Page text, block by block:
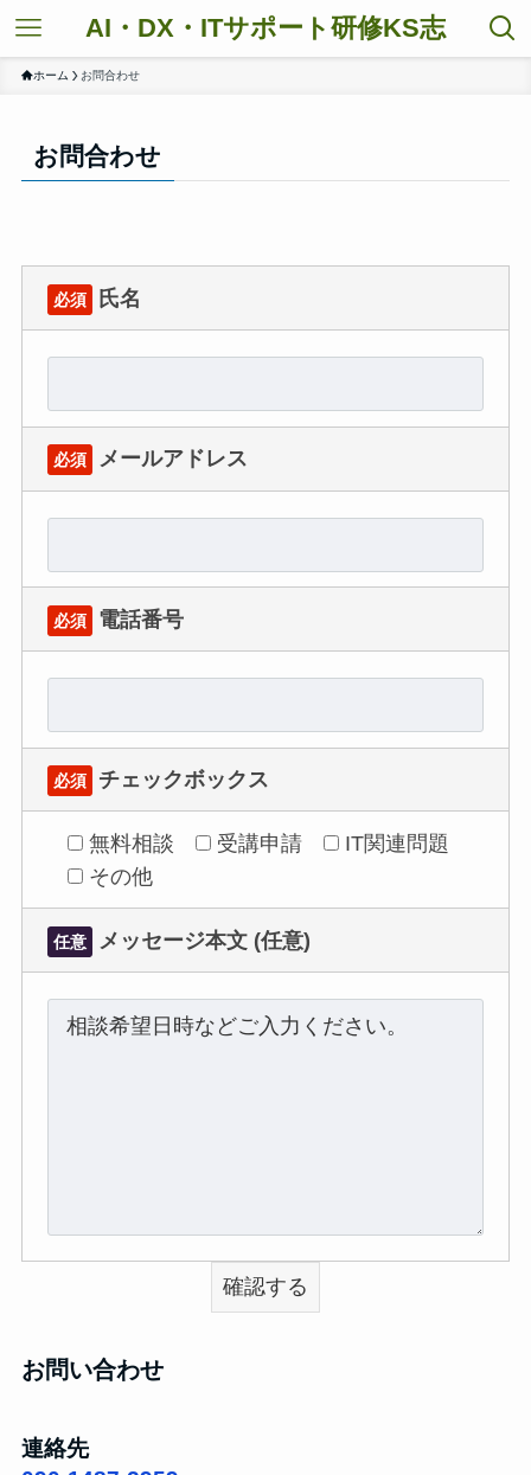
AI・DX・ITサポート研修KS志
ホーム お問合わせ
お問合わせ
必須 氏名
必須 メールアドレス
必須 電話番号
必須 チェックボックス
無料相談 受講申請
IT関連問題
その他
任意 メッセージ本文 (任意)
お問い合わせ
連絡先